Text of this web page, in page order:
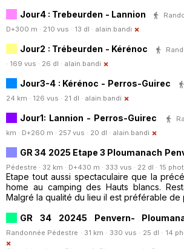
Jour4 : Trebeurden - Lannion
D+300 m · 210 vus · 13 dl · alain.bandi
Jour2 : Trébeurden - Kérénoc
· 169 vus · 26 dl · alain.bandi
Jour3-4 : Kérénoc - Perros-Guirec
24 km · 126 vus · 21 dl · alain.bandi
Jour1: Lannion - Perros-Guirec
km · D+260 m · 257 vus · 20 dl · alain.bandi
GR 34 2025 Etape 3 Ploumanach
Pédestre · 32 km · D+430 m · 333 vus · 22 dl · 15
Etape tout aussi spectaculaire que la
home au camping des Hauts blancs.
Malgré la qualité du lieu il est préférable
GR 34 20245 Penvern-
Randonnée Pédestre · 31 km · 330 vus · 25 dl · 14